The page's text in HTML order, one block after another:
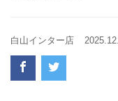
白山インター店